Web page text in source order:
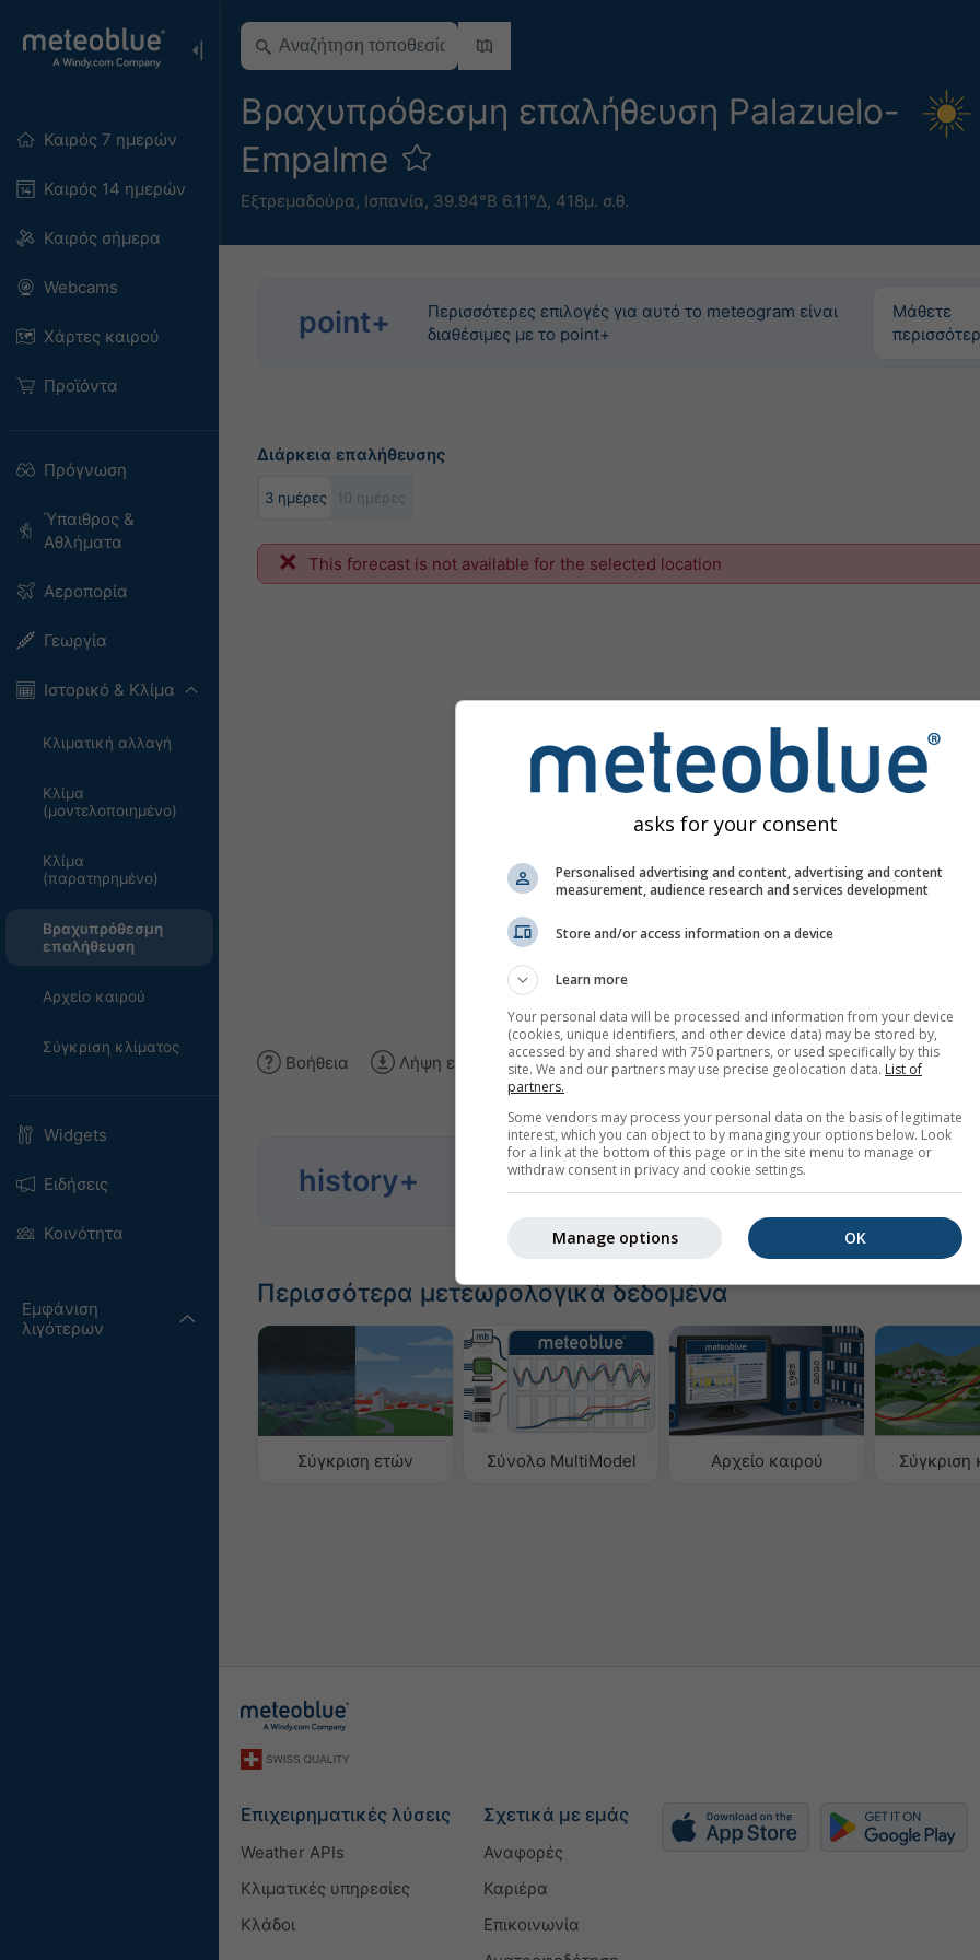
Καιρός 7 ημερών
Καιρός 14 ημερών
Καιρός σήμερα
Webcams
Χάρτες καιρού
Προϊόντα
Πρόγνωση
Ύπαιθρος &
Αθλήματα
Αεροπορία
Γεωργία
Ιστορικό & Κλίμα
Κλιματική αλλαγή
Κλίμα
(μοντελοποιημένο)
Κλίμα
(παρατηρημένο)
Βραχυπρόθεσμη
επαλήθευση
Αρχείο καιρού
Σύγκριση κλίματος
Widgets
Ειδήσεις
Κοινότητα
Εμφάνιση
λιγότερων
Βραχυπρόθεσμη επαλήθευση Palazuelo-
Empalme
Εξτρεμαδούρα, Ισπανία, 39.94°Β 6.11°Δ, 418μ. σ.θ.
point+
Περισσότερες επιλογές για αυτό το meteogram είναι
διαθέσιμες με το point+
Μάθετε
Διάρκεια επαλήθευσης
3 ημέρες 10 ημέρες
This forecast is not available for the selected location
Βοήθεια Λήψη εικόνας
history+
Αναλύστε ιστορικά μετεωρολογικά δεδομένα από
το 1940
Basel
Περισσότερα μετεωρολογικά δεδομένα
Σύγκριση ετών Σύνολο MultiModel Αρχείο καιρού Σύγκριση
Επιχειρηματικές λύσεις
Weather APIs
Κλιματικές υπηρεσίες
Κλάδοι
Σχετικά με εμάς
Αναφορές
Καριέρα
Επικοινωνία
asks for your consent
Personalised advertising and content, advertising and content
measurement, audience research and services development
Store and/or access information on a device
Learn more
Your personal data will be processed and information from your device
(cookies, unique identifiers, and other device data) may be stored by,
accessed by and shared with 750 partners, or used specifically by this
site. We and our partners may use precise geolocation data. List of
partners.
Some vendors may process your personal data on the basis of legitimate
interest, which you can object to by managing your options below. Look
for a link at the bottom of this page or in the site menu to manage or
withdraw consent in privacy and cookie settings.
OK
Manage options